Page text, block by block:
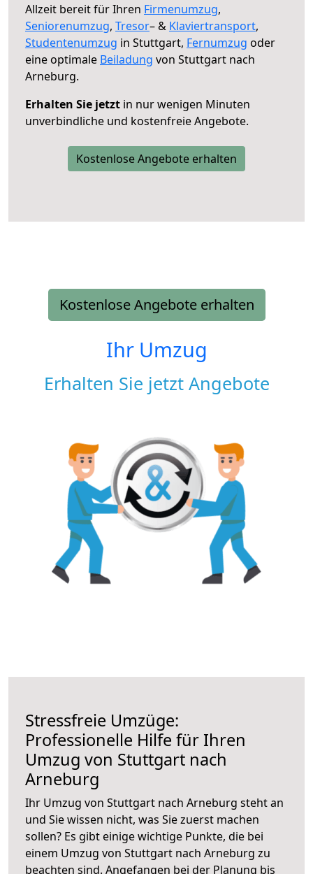
Allzeit bereit für Ihren Firmenumzug,
Seniorenumzug, Tresor– & Klaviertransport,
Studentenumzug in Stuttgart, Fernumzug oder
eine optimale Beiladung von Stuttgart nach
Arneburg.
Erhalten Sie jetzt in nur wenigen Minuten
unverbindliche und kostenfreie Angebote.
Kostenlose Angebote erhalten
Kostenlose Angebote erhalten
Ihr Umzug
Erhalten Sie jetzt Angebote
Stressfreie Umzüge:
Professionelle Hilfe für Ihren
Umzug von Stuttgart nach
Arneburg
Ihr Umzug von Stuttgart nach Arneburg steht an
und Sie wissen nicht, was Sie zuerst machen
sollen? Es gibt einige wichtige Punkte, die bei
einem Umzug von Stuttgart nach Arneburg zu
beachten sind. Angefangen bei der Planung bis